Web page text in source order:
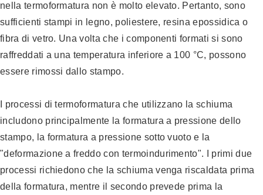
nella termoformatura non è molto elevato. Pertanto, sono
sufficienti stampi in legno, poliestere, resina epossidica o
fibra di vetro. Una volta che i componenti formati si sono
raffreddati a una temperatura inferiore a 100 °C, possono
essere rimossi dallo stampo.
I processi di termoformatura che utilizzano la schiuma
includono principalmente la formatura a pressione dello
stampo, la formatura a pressione sotto vuoto e la
"deformazione a freddo con termoindurimento". I primi due
processi richiedono che la schiuma venga riscaldata prima
della formatura, mentre il secondo prevede prima la